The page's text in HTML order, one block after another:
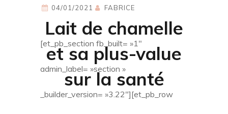
Lait de chamelle
et sa plus-value
sur la santé
04/01/2021 FABRICE
[et_pb_section fb_built= »1″
admin_label= »section »
_builder_version= »3.22″][et_pb_row